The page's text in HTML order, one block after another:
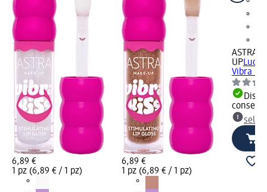
6,89 €
1 pz (6,89 € / 1 pz)
6,89 €
1 pz (6,89 € / 1 pz)
ASTRA
UP
Vibra